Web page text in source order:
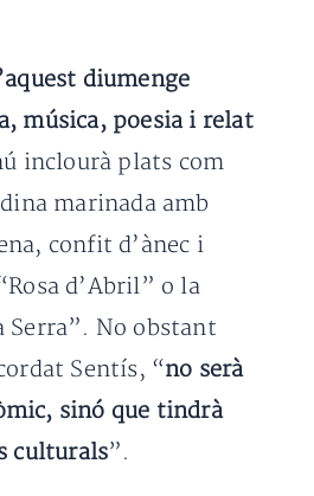
diumenge
música, poesia i relat
inclourà plats com
marinada amb
confit d’ànec i
d’Abril” o la
Serra”. No obstant
Sentís, “no serà
sinó que tindrà
culturals”.